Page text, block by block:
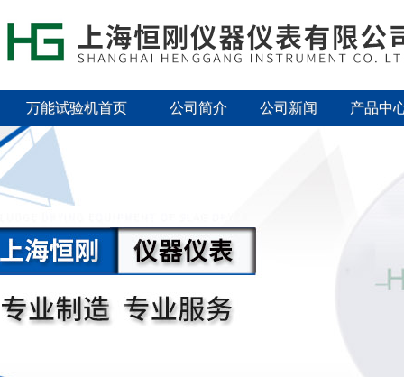
万能试验机首页 公司简介 公司新闻 产品中